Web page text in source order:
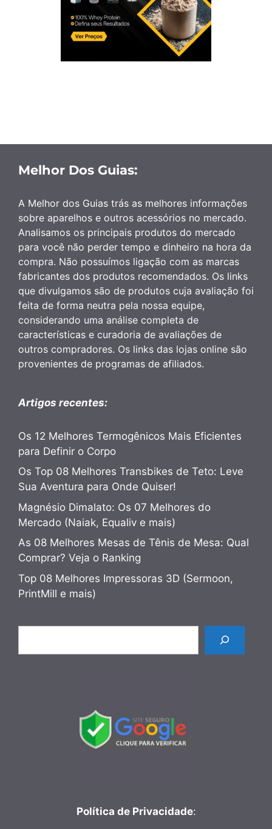
Melhor Dos Guias:
A Melhor dos Guias trás as melhores informações
sobre aparelhos e outros acessórios no mercado.
Analisamos os principais produtos do mercado
para você não perder tempo e dinheiro na hora da
compra. Não possuímos ligação com as marcas
fabricantes dos produtos recomendados. Os links
que divulgamos são de produtos cuja avaliação foi
feita de forma neutra pela nossa equipe,
considerando uma análise completa de
características e curadoria de avaliações de
outros compradores. Os links das lojas online são
provenientes de programas de afiliados.
Artigos recentes:
Os 12 Melhores Termogênicos Mais Eficientes
para Definir o Corpo
Os Top 08 Melhores Transbikes de Teto: Leve
Sua Aventura para Onde Quiser!
Magnésio Dimalato: Os 07 Melhores do
Mercado (Naiak, Equaliv e mais)
As 08 Melhores Mesas de Tênis de Mesa: Qual
Comprar? Veja o Ranking
Top 08 Melhores Impressoras 3D (Sermoon,
PrintMill e mais)
Política de Privacidade: